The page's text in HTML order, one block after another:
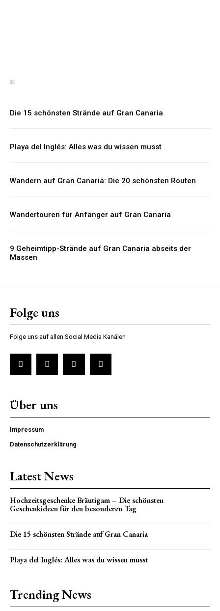
Die 15 schönsten Strände auf Gran Canaria
Playa del Inglés: Alles was du wissen musst
Wandern auf Gran Canaria: Die 20 schönsten Routen
Wandertouren für Anfänger auf Gran Canaria
9 Geheimtipp-Strände auf Gran Canaria abseits der
Massen
Folge uns
Folge uns auf allen Social Media Kanälen
Über uns
Impressum
Datenschutzerklärung
Latest News
Hochzeitsgeschenke Bräutigam – Die schönsten
Geschenkideen für den besonderen Tag
Die 15 schönsten Strände auf Gran Canaria
Playa del Inglés: Alles was du wissen musst
Trending News